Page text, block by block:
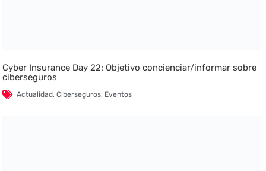
Cyber Insurance Day 22: Objetivo concienciar/informar sobre
ciberseguros
Actualidad,Ciberseguros, Eventos